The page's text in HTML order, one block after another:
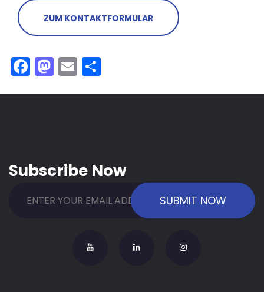
ZUM KONTAKTFORMULAR
Facebook
Mastodon
Email
Subscribe Now